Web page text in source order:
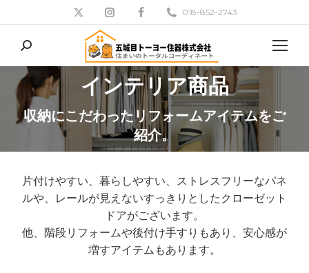
018-852-2743
検
索:
インテリア商品
収納にこだわったリフォームアイテムをご
紹介。
現在地:
片付けやすい、暮らしやすい、ストレスフリーなパネ
ルや、レールが見えないすっきりとしたクローゼット
ドアがございます。
他、階段リフォームや後付け手すりもあり、安心感が
増すアイテムもあります。